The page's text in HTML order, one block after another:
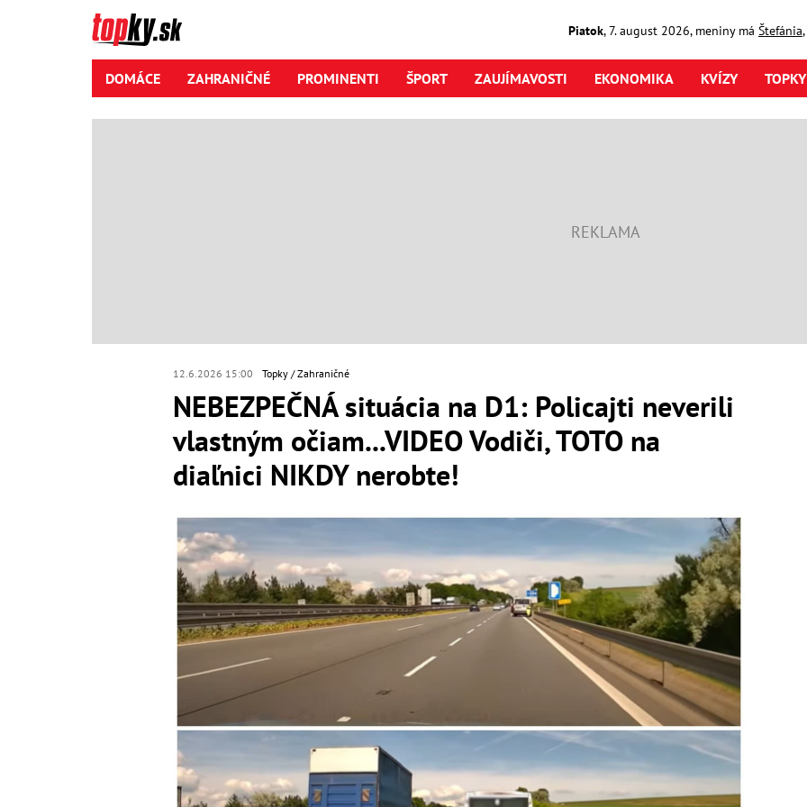
Piatok,7. august2026, meniny má Štefánia
DOMÁCE ZAHRANIČNÉ PROMINENTI ŠPORT ZAUJÍMAVOSTI EKONOMIKA KVÍZY
12.6.2026 15:00 Topky Zahraničné
NEBEZPEČNÁ situácia na D1: Policajti neverili
vlastným očiam...VIDEO Vodiči, TOTO na
diaľnici NIKDY nerobte!